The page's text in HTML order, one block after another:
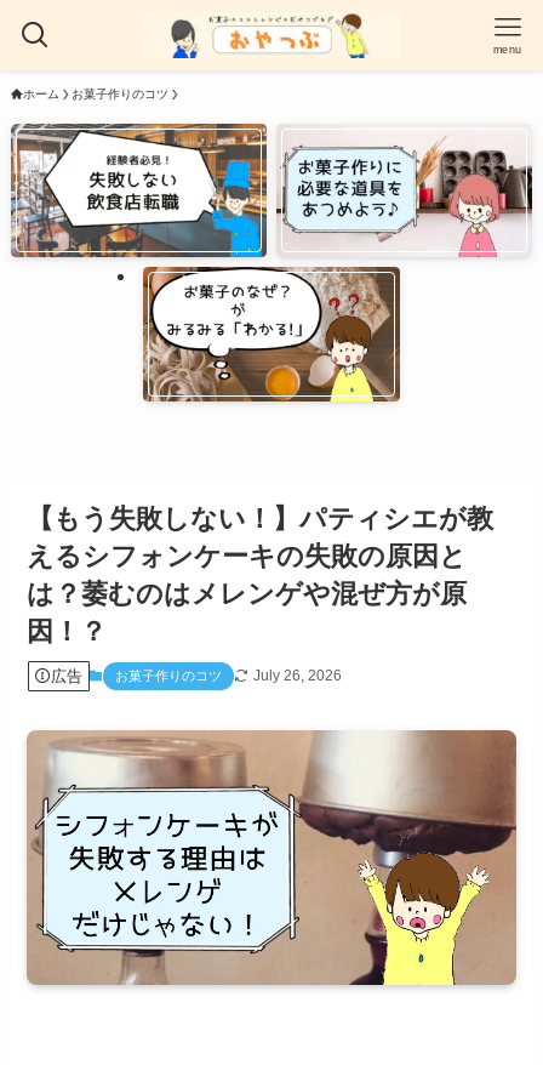
menu
ホーム お菓子作りのコツ
【もう失敗しない！】パティシエが教
えるシフォンケーキの失敗の原因と
は？萎むのはメレンゲや混ぜ方が原
因！？
広告 お菓子作りのコツ July 26, 2026